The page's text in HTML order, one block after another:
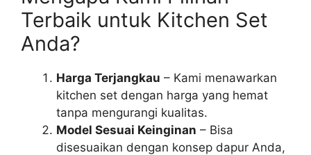
Terbaik untuk Kitchen Set
Anda?
Harga Terjangkau – Kami menawarkan
kitchen set dengan harga yang hemat
tanpa mengurangi kualitas.
Model Sesuai Keinginan – Bisa
disesuaikan dengan konsep dapur Anda,